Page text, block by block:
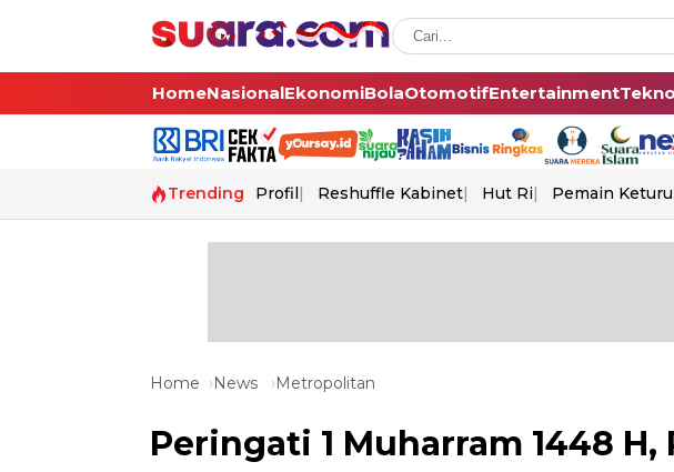
HomeNasionalEkonomiBolaOtomotifEntertainmentTekno
Trending Profil Reshuffle Kabinet Hut Ri Pemain
Home News Metropolitan
Peringati 1 Muharram 1448 H,